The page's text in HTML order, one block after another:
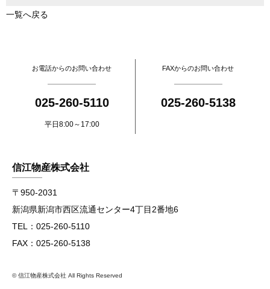
一覧へ戻る
お電話からのお問い合わせ
025-260-5110
平日8:00～17:00
FAXからのお問い合わせ
025-260-5138
信江物産株式会社
〒950-2031
新潟県新潟市西区流通センター4丁目2番地6
TEL：025-260-5110
FAX：025-260-5138
© 信江物産株式会社 All Rights Reserved